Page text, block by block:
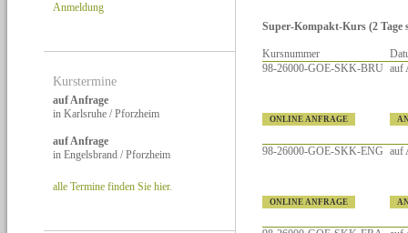
Anmeldung
Kurstermine
auf Anfrage
in Karlsruhe / Pforzheim
auf Anfrage
in Engelsbrand / Pforzheim
alle Termine finden Sie hier.
Super-Kompakt-Kurs (2 Tage
Kursnummer
98-26000-GOE-SKK-BRU auf
ONLINE ANFRAGE
98-26000-GOE-SKK-ENG auf
ONLINE ANFRAGE